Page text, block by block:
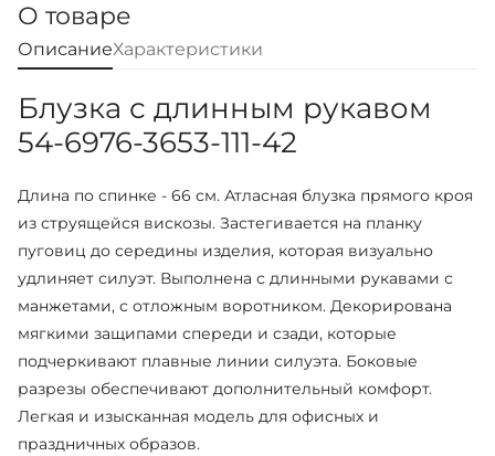
О товаре
ОписаниеХарактеристики
Блузка с длинным рукавом
54-6976-3653-111-42
Длина по спинке - 66 см. Атласная блузка прямого кроя
из струящейся вискозы. Застегивается на планку
пуговиц до середины изделия, которая визуально
удлиняет силуэт. Выполнена с длинными рукавами с
манжетами, с отложным воротником. Декорирована
мягкими защипами спереди и сзади, которые
подчеркивают плавные линии силуэта. Боковые
разрезы обеспечивают дополнительный комфорт.
Легкая и изысканная модель для офисных и
праздничных образов.